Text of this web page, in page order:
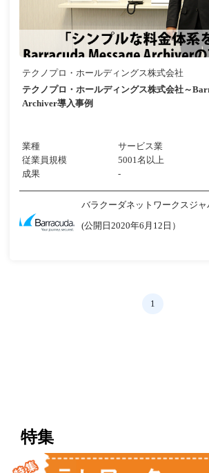
テクノプロ・ホールディングス株式会社
テクノプロ・ホールディングス株式会社～
Archiver導入事例
業種
サービス業
従業員規模
5001名以上
成果
-
バラクーダネットワークスジ
(公開日2020年6月12日）
1
特集